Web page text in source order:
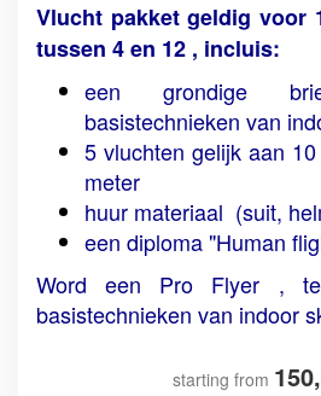
Vlucht pakket geldig voor
tussen 4 en 12 , incluis:
een grondige
basistechnieken van
5 vluchten gelijk aan
meter
huur materiaal (suit,
een diploma "Human
Word een Pro Flyer ,
basistechnieken van indoor
starting from